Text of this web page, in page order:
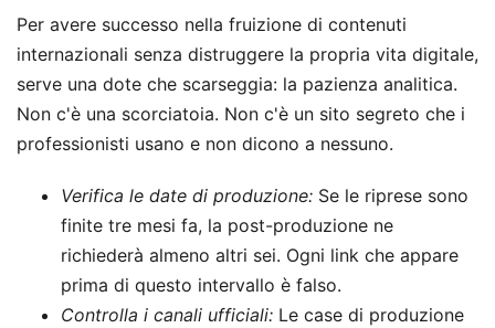
Per avere successo nella fruizione di contenuti
internazionali senza distruggere la propria vita digitale,
serve una dote che scarseggia: la pazienza analitica.
Non c'è una scorciatoia. Non c'è un sito segreto che i
professionisti usano e non dicono a nessuno.
Verifica le date di produzione: Se le riprese sono
finite tre mesi fa, la post-produzione ne
richiederà almeno altri sei. Ogni link che appare
prima di questo intervallo è falso.
Controlla i canali ufficiali: Le case di produzione